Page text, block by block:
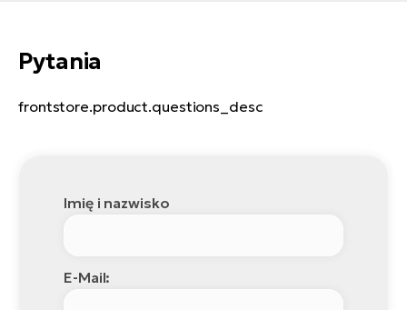
Pytania
frontstore.product.questions_desc
Imię i nazwisko
E-Mail: